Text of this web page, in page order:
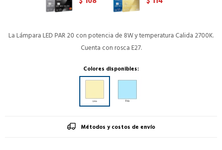
La Lámpara LED PAR 20 con potencia de 8W y temperatura Calida 2700K.
Cuenta con rosca E27.
Colores disponibles:
Métodos y costos de envío